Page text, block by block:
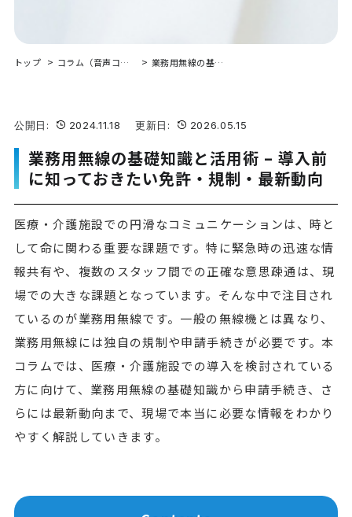
トップ コラム（音声コミュニケーション） 業務用無線の基礎知識と活用術 – 導入前に知っておきたい免許・規制・最新動向
公開日: 2024.11.18 更新日: 2026.05.15
業務用無線の基礎知識と活用術 – 導入前
に知っておきたい免許・規制・最新動向
医療・介護施設での円滑なコミュニケーションは、時と
して命に関わる重要な課題です。特に緊急時の迅速な情
報共有や、複数のスタッフ間での正確な意思疎通は、現
場での大きな課題となっています。そんな中で注目され
ているのが業務用無線です。一般の無線機とは異なり、
業務用無線には独自の規制や申請手続きが必要です。本
コラムでは、医療・介護施設での導入を検討されている
方に向けて、業務用無線の基礎知識から申請手続き、さ
らには最新動向まで、現場で本当に必要な情報をわかり
やすく解説していきます。